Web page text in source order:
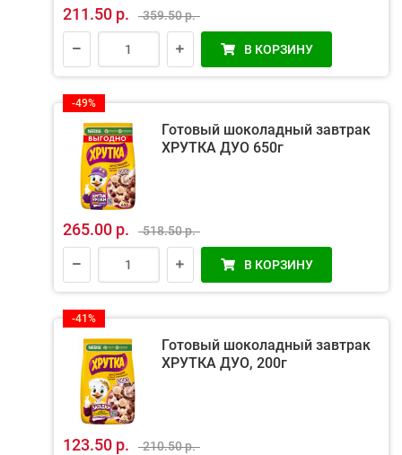
211.50 р. 359.50 р.
В КОРЗИНУ
-49%
Готовый шоколадный завтрак
ХРУТКА ДУО 650г
265.00 р. 518.50 р.
В КОРЗИНУ
-41%
Готовый шоколадный завтрак
ХРУТКА ДУО, 200г
123.50 р. 210.50 р.